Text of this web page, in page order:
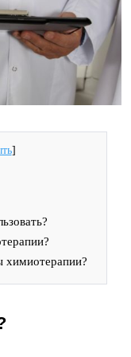
]
химиотерапии?